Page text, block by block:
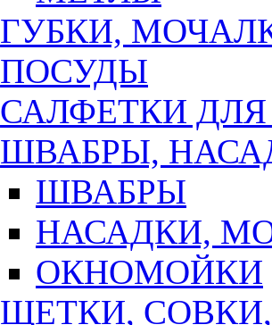
ГУБКИ,
ПОСУДЫ
САЛФЕТКИ
ШВАБРЫ,
ШВАБРЫ
НАСАДКИ,
ОКНОМОЙКИ
ЩЕТКИ,